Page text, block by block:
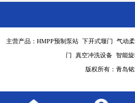
主营产品：HMPP预制泵站 下开式堰门 气动
门 真空冲洗设备 智能
版权所有：青岛